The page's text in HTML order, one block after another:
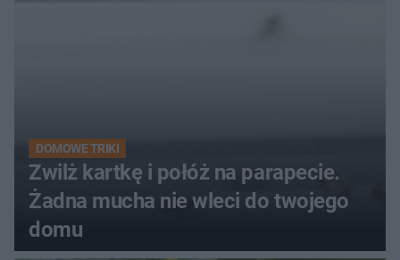
DOMOWE TRIKI
Zwilż kartkę i połóż na parapecie.
Żadna mucha nie wleci do twojego
domu